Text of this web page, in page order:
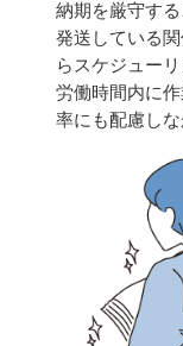
納期を厳守す
発送している
らスケジューリ
労働時間内に
率にも配慮し